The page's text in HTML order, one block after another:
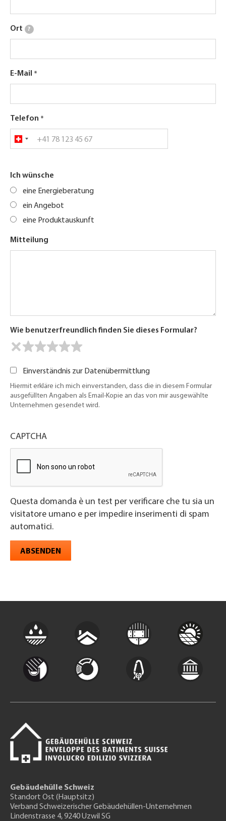
Ort ?
E-Mail
Telefon
Ich wünsche
eine Energieberatung
ein Angebot
eine Produktauskunft
Mitteilung
Wie benutzerfreundlich finden Sie dieses Formular?
Einverständnis zur Datenübermittlung
Hiermit erkläre ich mich einverstanden, dass die in diesem Formular
ausgefüllten Angaben als Email-Kopie an das von mir ausgewählte
Unternehmen gesendet wird.
CAPTCHA
Questa domanda è un test per verificare che tu sia un
visitatore umano e per impedire inserimenti di spam
automatici.
ABSENDEN
Gebäudehülle Schweiz
Standort Ost (Hauptsitz)
Verband Schweizerischer Gebäudehüllen-Unternehmen
Lindenstrasse 4, 9240 Uzwil SG